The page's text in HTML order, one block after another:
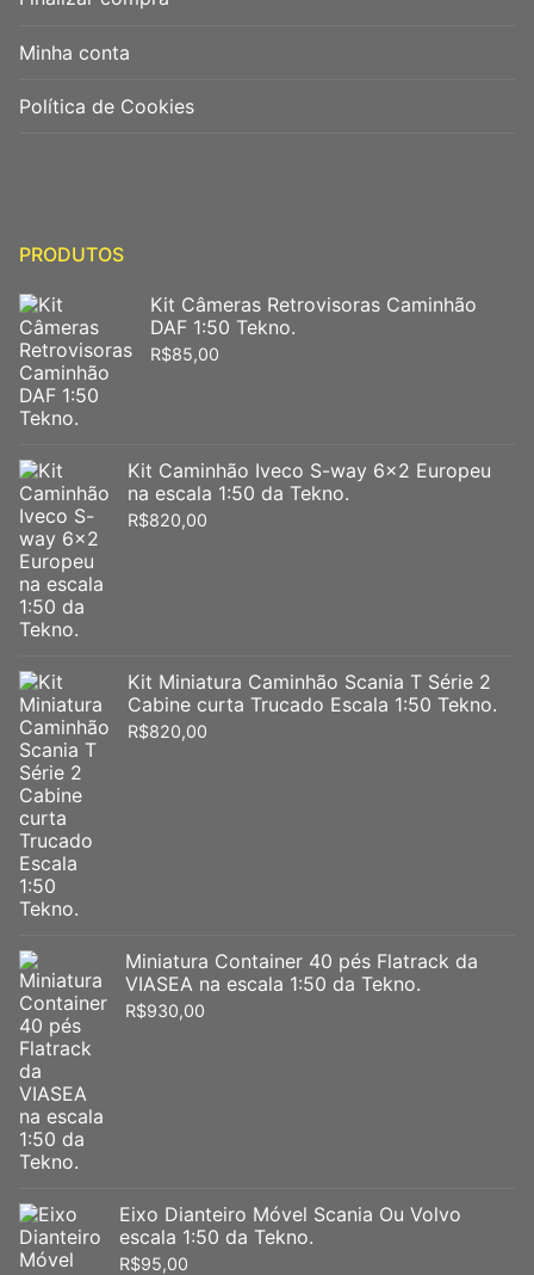
Minha conta
Política de Cookies
PRODUTOS
Kit Câmeras Retrovisoras Caminhão
DAF 1:50 Tekno.
R$85,00
Kit Caminhão Iveco S-way 6x2 Europeu
na escala 1:50 da Tekno.
R$820,00
Kit Miniatura Caminhão Scania T Série 2
Cabine curta Trucado Escala 1:50 Tekno.
R$820,00
Miniatura Container 40 pés Flatrack da
VIASEA na escala 1:50 da Tekno.
R$930,00
Eixo Dianteiro Móvel Scania Ou Volvo
escala 1:50 da Tekno.
R$95,00